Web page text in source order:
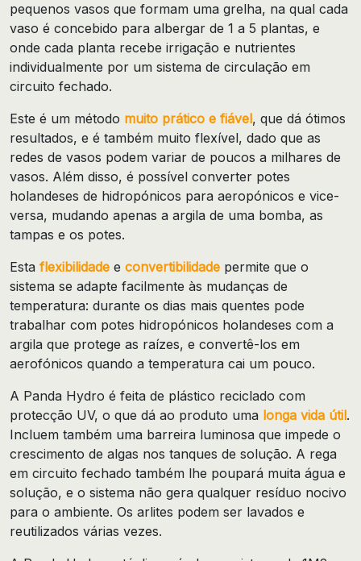
pequenos vasos que formam uma grelha, na qual cada
vaso é concebido para albergar de 1 a 5 plantas, e
onde cada planta recebe irrigação e nutrientes
individualmente por um sistema de circulação em
circuito fechado.
Este é um método muito prático e fiável, que dá ótimos
resultados, e é também muito flexível, dado que as
redes de vasos podem variar de poucos a milhares de
vasos. Além disso, é possível converter potes
holandeses de hidropónicos para aeropónicos e vice-
versa, mudando apenas a argila de uma bomba, as
tampas e os potes.
Esta flexibilidade e convertibilidade permite que o
sistema se adapte facilmente às mudanças de
temperatura: durante os dias mais quentes pode
trabalhar com potes hidropónicos holandeses com a
argila que protege as raízes, e convertê-los em
aerofónicos quando a temperatura cai um pouco.
A Panda Hydro é feita de plástico reciclado com
protecção UV, o que dá ao produto uma longa vida útil.
Incluem também uma barreira luminosa que impede o
crescimento de algas nos tanques de solução. A rega
em circuito fechado também lhe poupará muita água e
solução, e o sistema não gera qualquer resíduo nocivo
para o ambiente. Os arlites podem ser lavados e
reutilizados várias vezes.